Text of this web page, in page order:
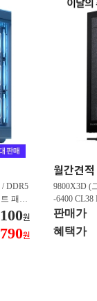
DDR5
패키
WIFI6
OC S
M.2 NV
원
원
9800X3D (
-6400 CL38
스
/ 라데온
0 M.2
판매가
혜택가